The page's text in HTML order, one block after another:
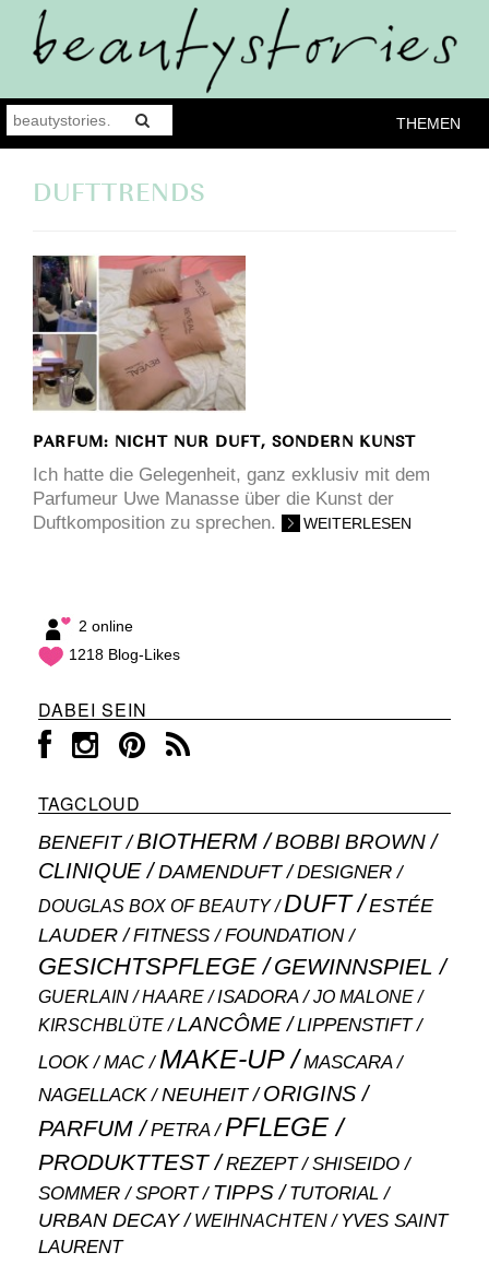
THEMEN
DUFTTRENDS
PARFUM: NICHT NUR DUFT, SONDERN KUNST
Ich hatte die Gelegenheit, ganz exklusiv mit dem
Parfumeur Uwe Manasse über die Kunst der
Duftkomposition zu sprechen.
WEITERLESEN
2 online
1218 Blog-Likes
DABEI SEIN
TAGCLOUD
BENEFIT BIOTHERM BOBBI BROWN
CLINIQUE DAMENDUFT DESIGNER
DOUGLAS BOX OF BEAUTY DUFT
ESTÉE
LAUDER
FITNESS FOUNDATION
GESICHTSPFLEGE GEWINNSPIEL
GUERLAIN HAARE ISADORA JO MALONE
KIRSCHBLÜTE LANCÔME LIPPENSTIFT
LOOK MAC MAKE-UP MASCARA
NAGELLACK NEUHEIT ORIGINS
PARFUM PETRA PFLEGE
PRODUKTTEST REZEPT SHISEIDO
SOMMER SPORT TIPPS TUTORIAL
URBAN DECAY WEIHNACHTEN
YVES SAINT
LAURENT